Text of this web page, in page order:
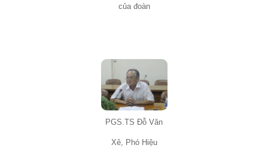
của đoàn
PGS.TS Đỗ Văn
Xê, Phó Hiệu